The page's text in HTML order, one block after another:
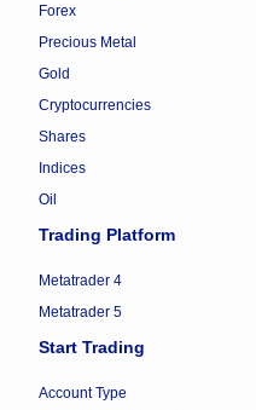
Forex
Precious Metal
Gold
Cryptocurrencies
Shares
Indices
Oil
Trading Platform
Metatrader 4
Metatrader 5
Start Trading
Account Type